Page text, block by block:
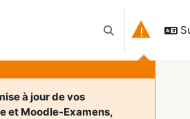
Vaihda
à jour de vos
et Moodle-Examens,